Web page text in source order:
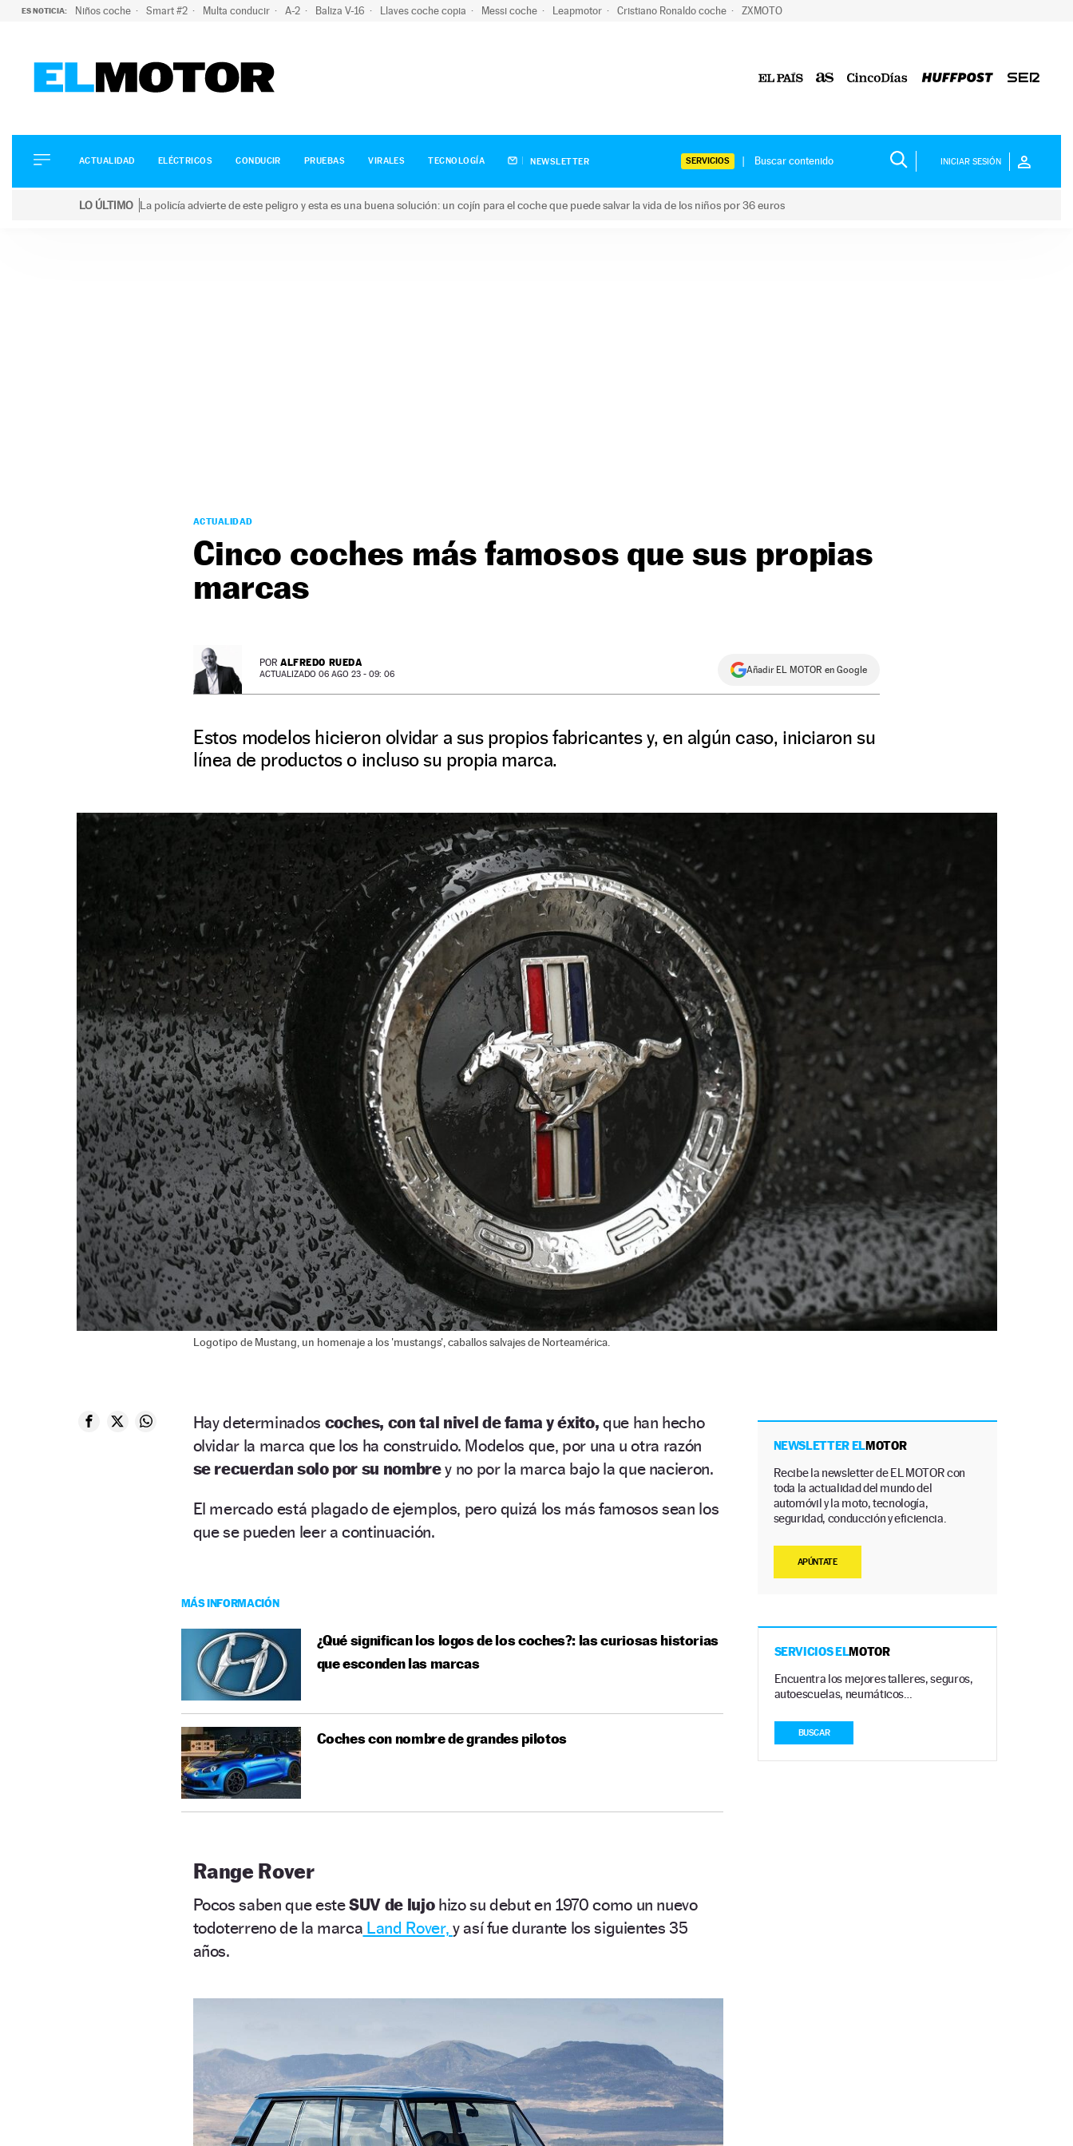
ES NOTICIA: Niños coche Smart #2 Multa conducir A-2 Baliza V-16 Llaves coche copia Messi coche Leapmotor Cristiano Ronaldo coche ZXMOTO
ELÉCTRICOS
CONDUCIR
ACTUALIDAD ELÉCTRICOS CONDUCIR PRUEBAS VIRALES TECNOLOGÍA NEWSLETTER SERVICIOS INICIAR SESIÓN
LO ÚLTIMO La policía advierte de este peligro y esta es una buena solución: un cojín para el coche que puede salvar la vida de los niños por 36 euros
ACTUALIDAD
Cinco coches más famosos que sus propias
marcas
POR ALFREDO RUEDA
ACTUALIZADO 06 AGO 23 - 09: 06 Añadir EL MOTOR en Google
Estos modelos hicieron olvidar a sus propios fabricantes y, en algún caso, iniciaron su
línea de productos o incluso su propia marca.
Logotipo de Mustang, un homenaje a los 'mustangs', caballos salvajes de Norteamérica.
Hay determinados coches, con tal nivel de fama y éxito, que han hecho
olvidar la marca que los ha construido. Modelos que, por una u otra razón
se recuerdan solo por su nombrey no por la marca bajo la que nacieron.
El mercado está plagado de ejemplos, pero quizá los más famosos sean los
que se pueden leer a continuación.
MÁS INFORMACIÓN
¿Qué significan los logos de los coches?: las curiosas historias
que esconden las marcas
Coches con nombre de grandes pilotos
Range Rover
Pocos saben que esteSUV de lujohizo su debut en 1970 como un nuevo
todoterreno de la marca Land Rover, y así fue durante los siguientes 35
años.
NEWSLETTER ELMOTOR
Recibe la newsletter de EL MOTOR con
toda la actualidad del mundo del
automóvil y la moto, tecnología,
seguridad, conducción y eficiencia.
APÚNTATE
SERVICIOS ELMOTOR
Encuentra los mejores talleres, seguros,
autoescuelas, neumáticos…
BUSCAR